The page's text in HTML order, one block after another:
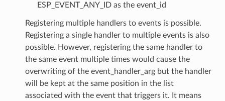
ESP_EVENT_ANY_ID as the event_id
Registering multiple handlers to events is possible.
Registering a single handler to multiple events is also
possible. However, registering the same handler to
the same event multiple times would cause the
overwriting of the event_handler_arg but the handler
will be kept at the same position in the list
associated with the event that triggers it. It means